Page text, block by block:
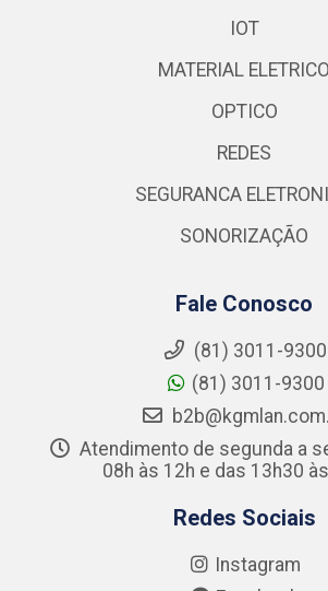
IOT
MATERIAL ELETRICO
OPTICO
REDES
SEGURANCA
SONORIZAÇÃO
Fale Conosco
(81) 3011-9300
(81) 3011-9300
Atendimento de segunda a
08h às 12h e das 13h30
Redes Sociais
Instagram